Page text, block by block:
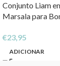
Conjunto Liam
Marsala para
€23,95
ADICIONAR